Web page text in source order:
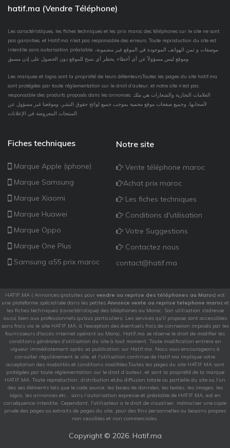
hatif.ma (Vendre Téléphone)
Les caractéristiques, les fiches techniques et les prix maroc des téléphones sur le site ne sont
pas garanties, et Hatif.ma n'est pas responsable des erreurs. Toute reproduction du site est
interdite sans autorisation préalable. موصفات و ثمن الهواتف الموجودة في الموقع غير مضمونة،
Les marques et logos sont la propriété de leurs détenteurs.Toutes les pages du site hatif.ma
sont protégées par toute réglementation sur le droit d’auteur, et notre site n’est pas
responsable des produits proposés dans les annonces. العلامات التجارية والشعارات هي ملك
لأصحابها، وجميع صفحات موقع محمية بموجب جميع لوائح حقوق النشر، وموقعنا غير مسؤول عن
Fiches techniques
Marque Apple (iphone)
Marque Samsung
Marque Xiaomi
Marque Huawei
Marque Oppo
Marque One Plus
Samsung a55 prix maroc
Notre site
Vente téléphone maroc
Achat prix maroc
Les fiches techniques
Conditions d'utilisation
Votre Suggestions
Contactez nous
contact@hatif.ma
HATIF.MA ( Annonces gratuites pour vendre ou reprise des téléphones au Maroc) est
une plateforme spécialisée dans les petites Annonce vente ou reprise telephone marocet
les fiches techniques (caractéristique) des téléphones au Maroc. Son utilisation s'adresse
aussi bien aux professionnels qu'aux particuliers. Les services qu'il propose sont accessibles
sans frais via le site HATIF.MA, à l'exception des éventuels frais de connexion imposés par les
fournisseurs d'accès internet opérant au Maroc, Hatif.ma se réserve le droit de modifier les
conditions générales d'utilisation du site à tout moment. Toute modification entrera en
vigueur immédiatement après sa publication sur Hatif.ma. Nous vous encourageons à
consulter régulièrement le site, et l'utilisation continue de Hatif.ma implique votre
acceptation des modalités et conditions modifiées.Toutes les pages du site HATIF.MA sont
protégées par toute réglementation sur le droit d’auteur, et sont la propriété de la marque
HATIF.MA. Toute reproduction, distribution et/ou diffusion totale ou partielle du site ou l'un
des ses éléments tels que le code source, les bases de données, les textes, les images, les
logos, les annonces etc.. sans l’autorisation expresse et préalable de HATIF.MA, est en
conséquence interdite. Cependant, l'utilisateur a le droit de visualiser, mémoriser une copie
privée des pages ou extraits de pages du site, pour des fins personnelles ou besoins propres
non cessibles et non commerciales.
Copyright © 2026. Hatif.ma